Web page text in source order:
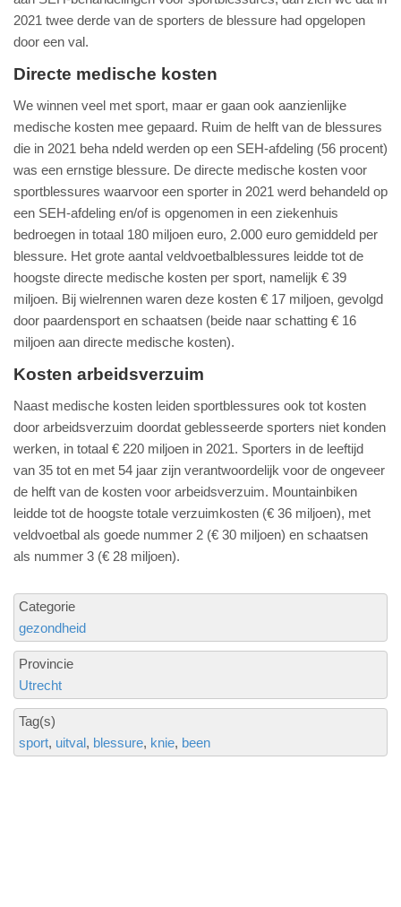
2021 twee derde van de sporters de blessure had opgelopen
door een val.
Directe medische kosten
We winnen veel met sport, maar er gaan ook aanzienlijke
medische kosten mee gepaard. Ruim de helft van de blessures
die in 2021 beha ndeld werden op een SEH-afdeling (56 procent)
was een ernstige blessure. De directe medische kosten voor
sportblessures waarvoor een sporter in 2021 werd behandeld op
een SEH-afdeling en/of is opgenomen in een ziekenhuis
bedroegen in totaal 180 miljoen euro, 2.000 euro gemiddeld per
blessure. Het grote aantal veldvoetbalblessures leidde tot de
hoogste directe medische kosten per sport, namelijk € 39
miljoen. Bij wielrennen waren deze kosten € 17 miljoen, gevolgd
door paardensport en schaatsen (beide naar schatting € 16
miljoen aan directe medische kosten).
Kosten arbeidsverzuim
Naast medische kosten leiden sportblessures ook tot kosten
door arbeidsverzuim doordat geblesseerde sporters niet konden
werken, in totaal € 220 miljoen in 2021. Sporters in de leeftijd
van 35 tot en met 54 jaar zijn verantwoordelijk voor de ongeveer
de helft van de kosten voor arbeidsverzuim. Mountainbiken
leidde tot de hoogste totale verzuimkosten (€ 36 miljoen), met
veldvoetbal als goede nummer 2 (€ 30 miljoen) en schaatsen
als nummer 3 (€ 28 miljoen).
Categorie
gezondheid
Provincie
Utrecht
Tag(s)
sport uitval blessure knie been